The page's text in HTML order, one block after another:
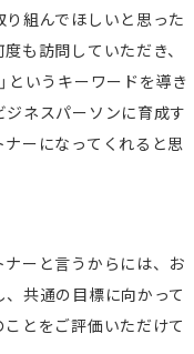
組んでほしいと思った
も訪問していただき、
というキーワードを導き
ネスパーソンに育成す
ーになってくれると思
ーと言うからには、お
共通の目標に向かって
とをご評価いただけて